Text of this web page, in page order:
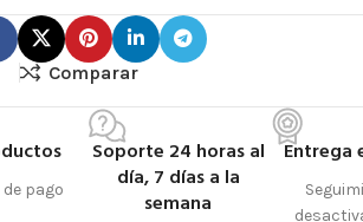
Comparar
pago
Soporte 24 horas al
día, 7 días a la
semana
Entrega